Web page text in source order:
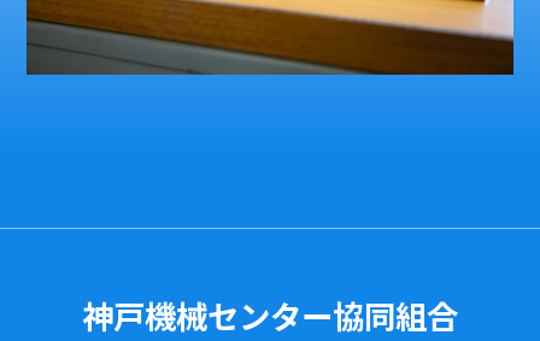
神戸機械センター協同組合